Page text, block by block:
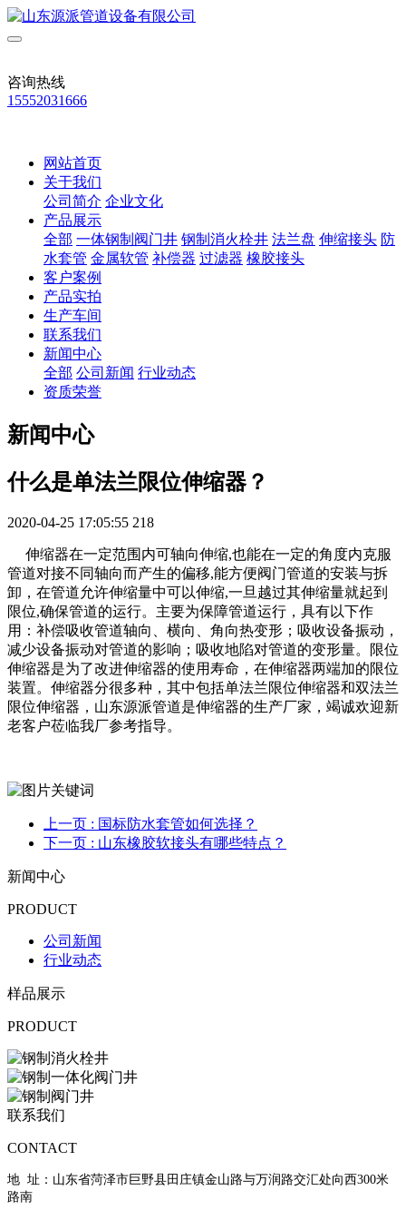
咨询热线
15552031666
网站首页
关于我们
公司简介 企业文化
产品展示
全部 一体钢制阀门井 钢制消火栓井 法兰盘 伸缩接头 防
水套管 金属软管 补偿器 过滤器 橡胶接头
客户案例
产品实拍
生产车间
联系我们
新闻中心
全部 公司新闻 行业动态
资质荣誉
新闻中心
什么是单法兰限位伸缩器？
2020-04-25 17:05:55 218
伸缩器在一定范围内可轴向伸缩,也能在一定的角度内克服
管道对接不同轴向而产生的偏移,能方便阀门管道的安装与拆
卸，在管道允许伸缩量中可以伸缩,一旦越过其伸缩量就起到
限位,确保管道的运行。主要为保障管道运行，具有以下作
用：补偿吸收管道轴向、横向、角向热变形；吸收设备振动，
减少设备振动对管道的影响；吸收地陷对管道的变形量。限位
伸缩器是为了改进伸缩器的使用寿命，在伸缩器两端加的限位
装置。伸缩器分很多种，其中包括单法兰限位伸缩器和双法兰
限位伸缩器，山东源派管道是伸缩器的生产厂家，竭诚欢迎新
老客户莅临我厂参考指导。
上一页 : 国标防水套管如何选择？
下一页 : 山东橡胶软接头有哪些特点？
新闻中心
PRODUCT
公司新闻
行业动态
样品展示
PRODUCT
联系我们
CONTACT
地 址：山东省菏泽市巨野县田庄镇金山路与万润路交汇处向西300米
路南